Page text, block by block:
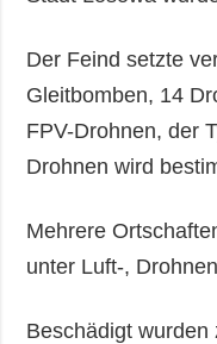
Der Feind setzte
Gleitbomben, 14
FPV-Drohnen, der
Drohnen wird
Mehrere
unter Luft-,
Beschädigt wurden